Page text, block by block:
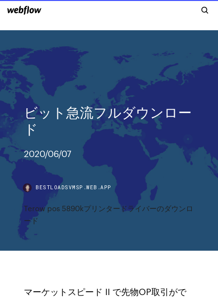
ビット急流フルダウンロー
ド
2020/06/07
BESTLOADSVMSP.WEB.APP
Terow pos 5890kプリンタードライバーのダウンロ
ード
マーケットスピード II で先物OP取引がで